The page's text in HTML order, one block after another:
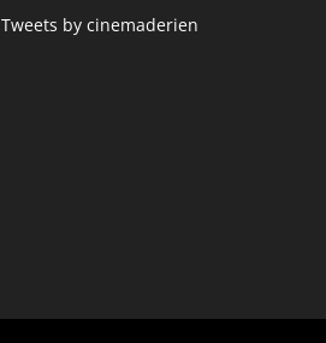
Tweets by cinemaderien